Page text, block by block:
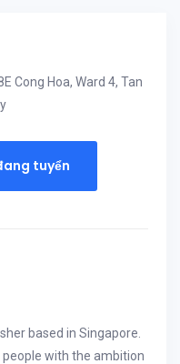
Cong Hoa, Ward 4, Tan
tuyển
based in Singapore.
with the ambition